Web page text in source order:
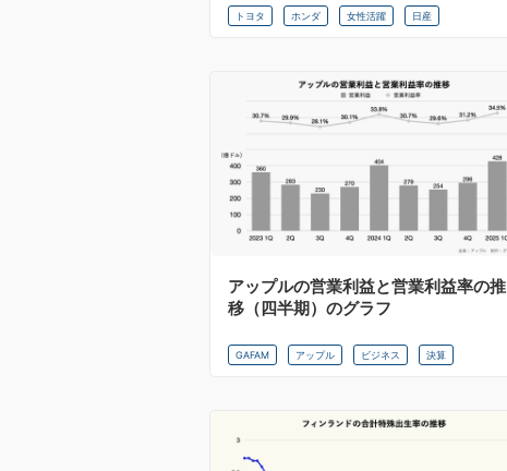
トヨタ ホンダ 女性活躍 日産
アップルの営業利益と営業利益率の推
移（四半期）のグラフ
GAFAM アップル ビジネス 決算